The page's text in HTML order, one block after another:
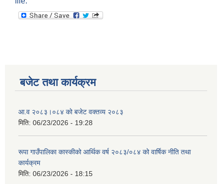
बजेट तथा कार्यक्रम
आ.व २०८३।०८४ को बजेट वक्तव्य २०८३
मिति: 06/23/2026 - 19:28
रूपा गाउँपालिका कास्कीको आर्थिक वर्ष २०८३/०८४ को वार्षिक नीति तथा
कार्यक्रम
मिति: 06/23/2026 - 18:15